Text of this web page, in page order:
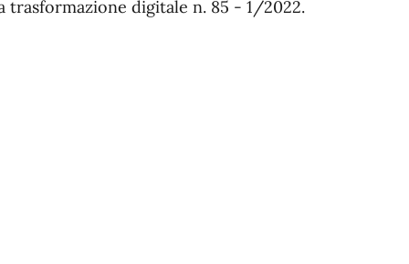
digitale n. 85 - 1/2022.